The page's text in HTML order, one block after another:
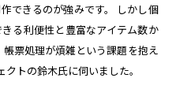
できるのが強みです。 しかし個
る利便性と豊富なアイテム数か
票処理が煩雑という課題を抱え
トの鈴木氏に伺いました。